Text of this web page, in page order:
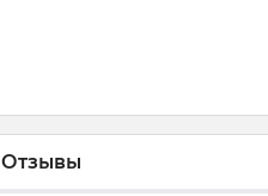
Отзывы